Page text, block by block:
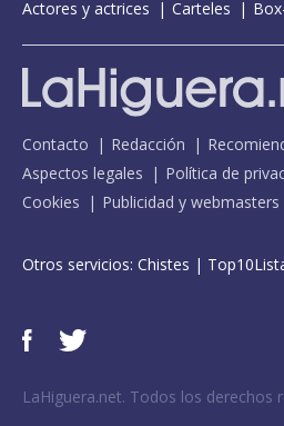
Actores y actrices
Carteles
Contacto Redacción
Aspectos legales
Política de
Cookies
Publicidad y webmasters
Otros servicios: Chistes |
LaHiguera.net. Todos los derechos